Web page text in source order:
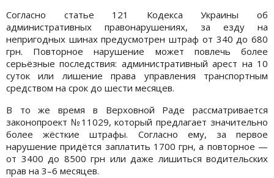
Согласно статье 121 Кодекса Украины об
административных правонарушениях, за езду на
непригодных шинах предусмотрен штраф от 340 до 680
грн. Повторное нарушение может повлечь более
серьёзные последствия: административный арест на 10
суток или лишение права управления транспортным
средством на срок до шести месяцев.
В то же время в Верховной Раде рассматривается
законопроект №11029, который предлагает значительно
более жёсткие штрафы. Согласно ему, за первое
нарушение придётся заплатить 1700 грн, а повторное —
от 3400 до 8500 грн или даже лишиться водительских
прав на 3–6 месяцев.